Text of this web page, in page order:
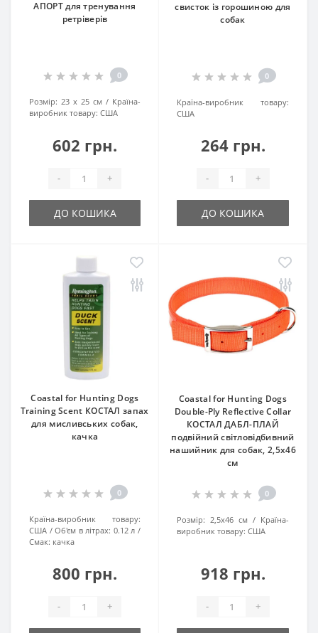
АПОРТ для тренування
ретріверів
0
Розмір: 23 х 25 см
Країна-
виробник товару: США
602 грн.
- +
ДО КОШИКА
свисток із горошиною для
собак
0
Країна-виробник товару:
США
264 грн.
- +
ДО КОШИКА
Coastal for Hunting Dogs
Training Scent КОСТАЛ запах
для мисливських собак,
качка
0
Країна-виробник товару:
США
Об'єм в літрах: 0.12 л
Смак: качка
800 грн.
- +
Coastal for Hunting Dogs
Double-Ply Reflective Collar
КОСТАЛ ДАБЛ-ПЛАЙ
подвійний світловідбивний
нашийник для собак, 2,5х46
см
0
Розмір: 2,5х46 см
Країна-
виробник товару: США
918 грн.
- +